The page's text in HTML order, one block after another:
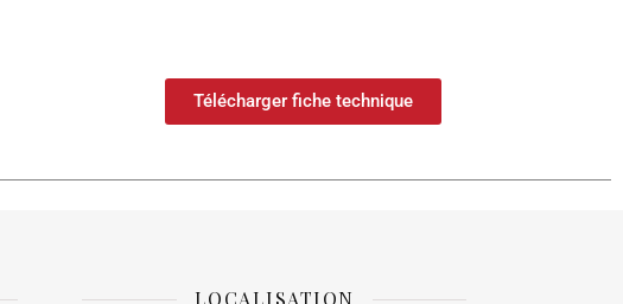
Télécharger fiche technique
LOCALISATION